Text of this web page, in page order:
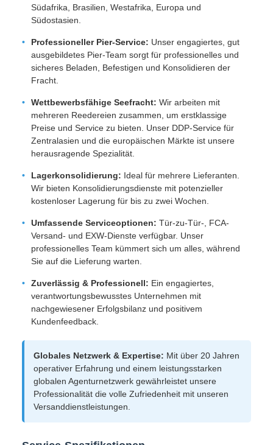
Südafrika, Brasilien, Westafrika, Europa und
Südostasien.
Professioneller Pier-Service: Unser engagiertes, gut
ausgebildetes Pier-Team sorgt für professionelles und
sicheres Beladen, Befestigen und Konsolidieren der
Fracht.
Wettbewerbsfähige Seefracht: Wir arbeiten mit
mehreren Reedereien zusammen, um erstklassige
Preise und Service zu bieten. Unser DDP-Service für
Zentralasien und die europäischen Märkte ist unsere
herausragende Spezialität.
Lagerkonsolidierung: Ideal für mehrere Lieferanten.
Wir bieten Konsolidierungsdienste mit potenzieller
kostenloser Lagerung für bis zu zwei Wochen.
Umfassende Serviceoptionen: Tür-zu-Tür-, FCA-
Versand- und EXW-Dienste verfügbar. Unser
professionelles Team kümmert sich um alles, während
Sie auf die Lieferung warten.
Zuverlässig & Professionell: Ein engagiertes,
verantwortungsbewusstes Unternehmen mit
nachgewiesener Erfolgsbilanz und positivem
Kundenfeedback.
Globales Netzwerk & Expertise: Mit über 20 Jahren
operativer Erfahrung und einem leistungsstarken
globalen Agenturnetzwerk gewährleistet unsere
Professionalität die volle Zufriedenheit mit unseren
Versanddienstleistungen.